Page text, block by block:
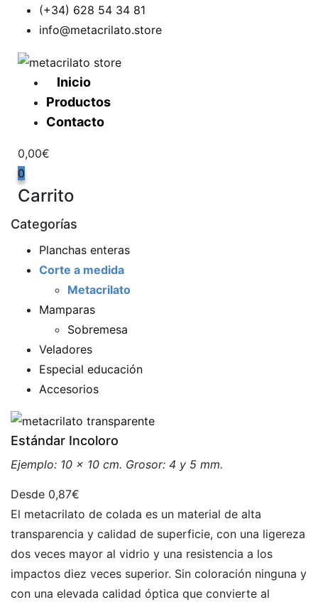
content
(+34) 628 54 34 81
info@metacrilato.store
Inicio
Productos
Contacto
0,00€
0
Carrito
Categorías
Planchas enteras
Corte a medida
Metacrilato
Mamparas
Sobremesa
Veladores
Especial educación
Accesorios
Estándar Incoloro
Ejemplo: 10 x 10 cm. Grosor: 4 y 5 mm.
0,87€
El metacrilato de colada es un material de alta
transparencia y calidad de superficie, con una ligereza
dos veces mayor al vidrio y una resistencia a los
impactos diez veces superior. Sin coloración ninguna y
con una elevada calidad óptica que convierte al